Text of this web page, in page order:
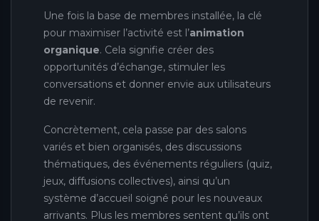
Une fois la base de membres installée, la clé
pour maximiser l’activité est l’animation
organique. Cela signifie créer des
opportunités d’échange, stimuler les
conversations et donner envie aux utilisateurs
de revenir.
Concrètement, cela passe par des salons
variés et bien organisés, des discussions
thématiques, des événements réguliers (quiz,
jeux, diffusions collectives), ainsi qu’un
système d’accueil soigné pour les nouveaux
arrivants. Plus les membres sentent qu’ils ont